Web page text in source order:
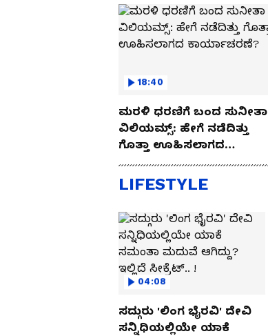
18:40
ಮರಳಿ ಧರಣಿಗೆ ಬಂದ ಸುನೀತಾ
ವಿಲಿಯಮ್ಸ್: ಹೇಗೆ ನಡೆದಿತ್ತು
ಗೊತ್ತಾ ಊಹಿಸಲಾಗದ
ಕಾರ್ಯಾಚರಣೆ?
LIFESTYLE
04:08
ಸದ್ಗುರು 'ಲಿಂಗ ಭೈರವಿ' ದೇವಿ
ಸನ್ನಿಧಿಯಲ್ಲಿಯೇ ಯಾಕೆ